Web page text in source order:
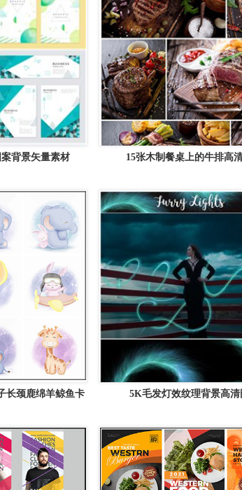
背景矢量素材 15张木制餐桌上的牛排高
长颈鹿绵羊鲸鱼卡
5K毛发灯效纹理背景高清